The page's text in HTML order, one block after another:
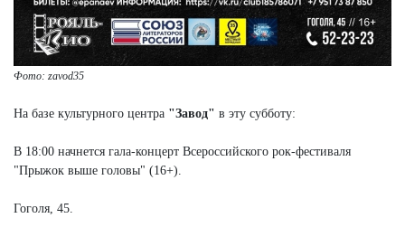
Фото: zavod35
На базе культурного центра "Завод" в эту субботу:
В 18:00 начнется гала-концерт Всероссийского рок-фестиваля
"Прыжок выше головы" (16+).
Гоголя, 45.